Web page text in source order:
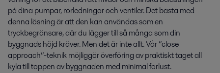
på dina pumpar, rörledningar och ventiler. Det bästa med
denna lösning är att den kan användas som en
tryckbegränsare, där du lägger till så många som din
byggnads höjd kräver. Men det är inte allt. Vår ”close
approach”-teknik möjliggör överföring av praktiskt taget all
kyla till toppen av byggnaden med minimal förlust.